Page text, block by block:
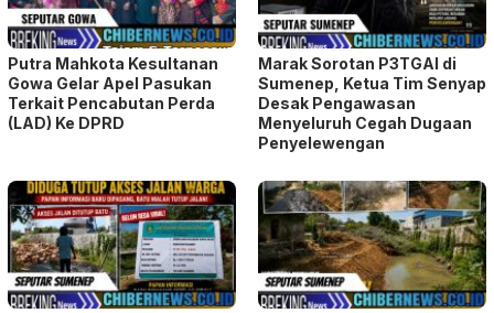
Putra Mahkota Kesultanan
Gowa Gelar Apel Pasukan
Terkait Pencabutan Perda
(LAD) Ke DPRD
Marak Sorotan P3TGAI di
Sumenep, Ketua Tim Senyap
Desak Pengawasan
Menyeluruh Cegah Dugaan
Penyelewengan